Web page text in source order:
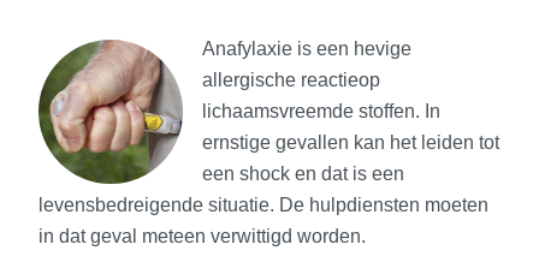
Anafylaxie is een hevige
allergische reactieop
lichaamsvreemde stoffen. In
ernstige gevallen kan het leiden tot
een shock en dat is een
levensbedreigende situatie. De hulpdiensten moeten
in dat geval meteen verwittigd worden.